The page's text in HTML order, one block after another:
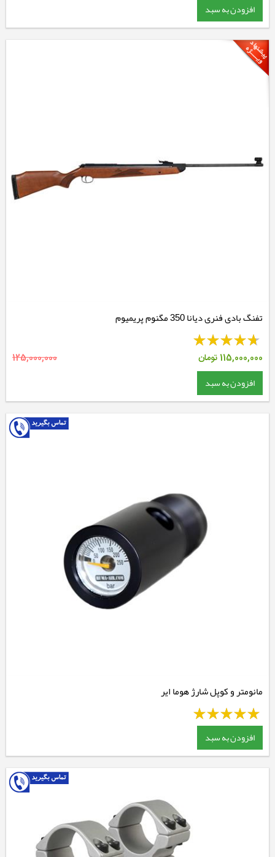
افزودن به سبد
تفنگ بادی فنری دیانا 350 مگنوم پریمیوم
115,000,000 تومان 125,000,000
افزودن به سبد
مانومتر و کوپل شارژ هوما ایر
افزودن به سبد